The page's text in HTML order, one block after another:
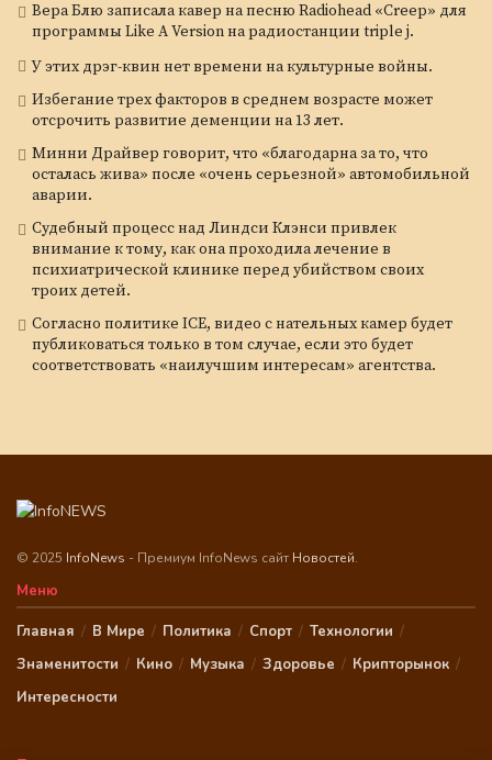
Вера Блю записала кавер на песню Radiohead «Creep» для
программы Like A Version на радиостанции triple j.
У этих дрэг-квин нет времени на культурные войны.
Избегание трех факторов в среднем возрасте может
отсрочить развитие деменции на 13 лет.
Минни Драйвер говорит, что «благодарна за то, что
осталась жива» после «очень серьезной» автомобильной
аварии.
Судебный процесс над Линдси Клэнси привлек
внимание к тому, как она проходила лечение в
психиатрической клинике перед убийством своих
троих детей.
Согласно политике ICE, видео с нательных камер будет
публиковаться только в том случае, если это будет
соответствовать «наилучшим интересам» агентства.
© 2025 InfoNews - Премиум InfoNews сайт Новостей.
Меню
Главная В Мире Политика Спорт
Технологии
Знаменитости
Кино Музыка Здоровье
Крипторынок
Интересности